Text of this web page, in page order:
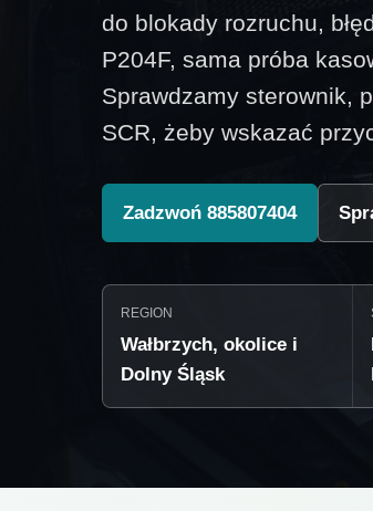
do blokady rozruchu,
P204F, sama próba
Sprawdzamy sterownik,
SCR, żeby wskazać
Zadzwoń 885807404
REGION
Wałbrzych, okolice i
Dolny Śląsk